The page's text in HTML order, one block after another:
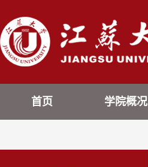
首页 学院概况